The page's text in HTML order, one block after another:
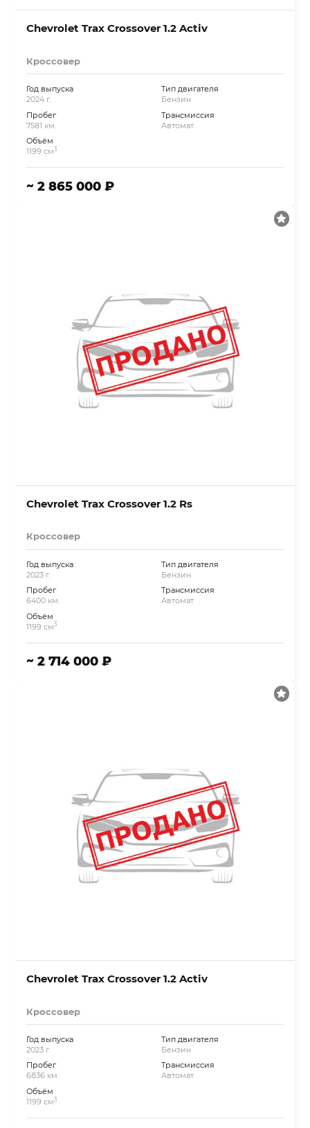
Chevrolet Trax Crossover 1.2 Activ
Кроссовер
Год выпуска
2024 г.
Пробег
7581 км.
Объём
1199 см3
Тип двигателя
Бензин
Трансмиссия
Автомат
~ 2 865 000 ₽
Chevrolet Trax Crossover 1.2 Rs
Кроссовер
Год выпуска
2023 г.
Пробег
6400 км.
Объём
1199 см3
Тип двигателя
Бензин
Трансмиссия
Автомат
~ 2 714 000 ₽
Chevrolet Trax Crossover 1.2 Activ
Кроссовер
Год выпуска
2023 г.
Пробег
6836 км.
Объём
1199 см3
Тип двигателя
Бензин
Трансмиссия
Автомат